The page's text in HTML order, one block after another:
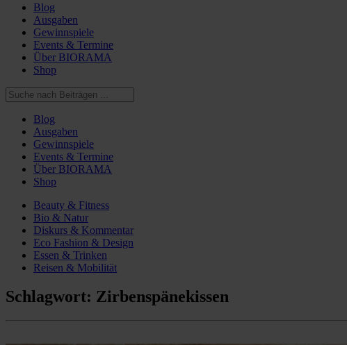
Blog
Ausgaben
Gewinnspiele
Events & Termine
Über BIORAMA
Shop
Blog
Ausgaben
Gewinnspiele
Events & Termine
Über BIORAMA
Shop
Beauty & Fitness
Bio & Natur
Diskurs & Kommentar
Eco Fashion & Design
Essen & Trinken
Reisen & Mobilität
Schlagwort: Zirbenspänekissen